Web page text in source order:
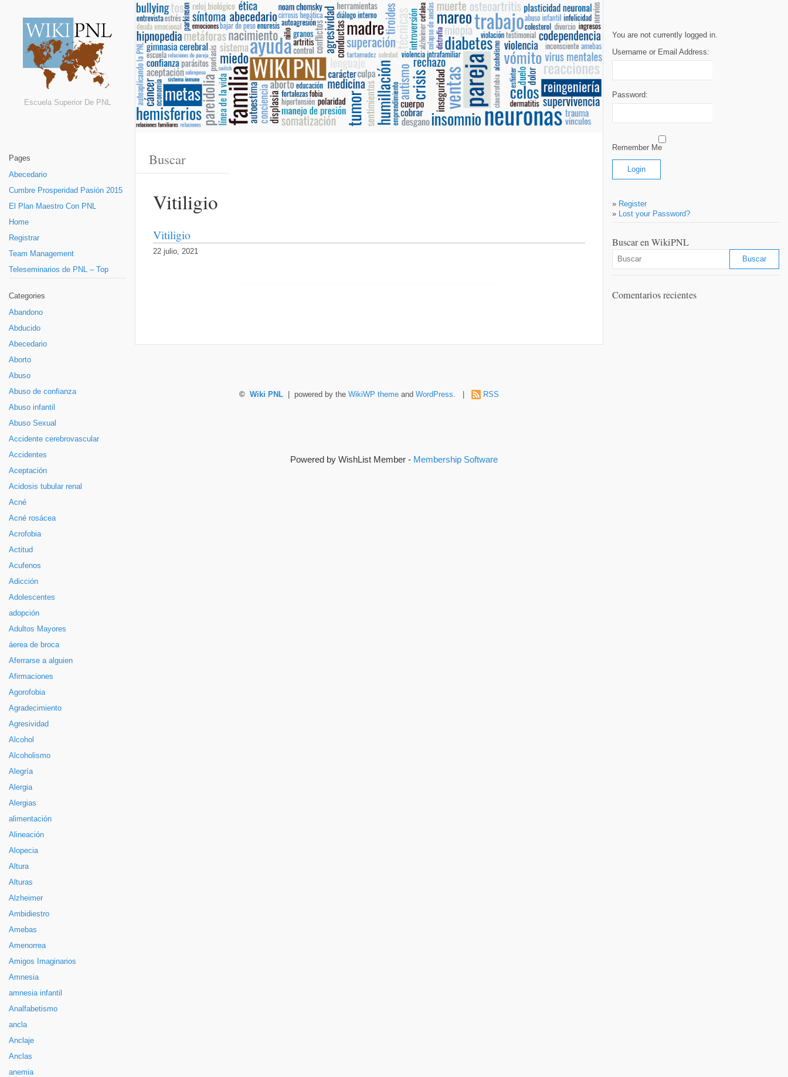
Escuela Superior De PNL
Pages
Abecedario
Cumbre Prosperidad Pasión 2015
El Plan Maestro Con PNL
Home
Registrar
Team Management
Teleseminarios de PNL – Top
Categories
Abandono
Abducido
Abecedario
Aborto
Abuso
Abuso de confianza
Abuso infantil
Abuso Sexual
Accidente cerebrovascular
Accidentes
Aceptación
Acidosis tubular renal
Acné
Acné rosácea
Acrofobia
Actitud
Acufenos
Adicción
Adolescentes
adopción
Adultos Mayores
áerea de broca
Aferrarse a alguien
Afirmaciones
Agorofobia
Agradecimiento
Agresividad
Alcohol
Alcoholismo
Alegría
Alergia
Alergias
alimentación
Alineación
Alopecia
Altura
Alturas
Alzheimer
Ambidiestro
Amebas
Amenorrea
Amigos Imaginarios
Amnesia
amnesia infantil
Analfabetismo
ancla
Anclaje
Anclas
anemia
Vitiligio
Vitiligio
22 julio, 2021
You are not currently logged in.
Username or Email Address:
Password:
Remember Me
» Register
» Lost your Password?
Buscar en WikiPNL
Comentarios recientes
© Wiki PNL | powered by the WikiWP theme and WordPress. | RSS
Powered by WishList Member - Membership Software